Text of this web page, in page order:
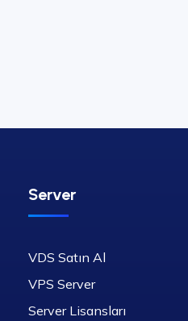
Server
VDS Satın Al
VPS Server
Server Lisansları